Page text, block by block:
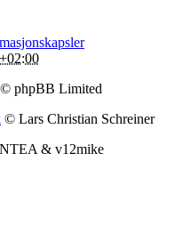
phpBB Limited
© Lars Christian Schreiner
& v12mike